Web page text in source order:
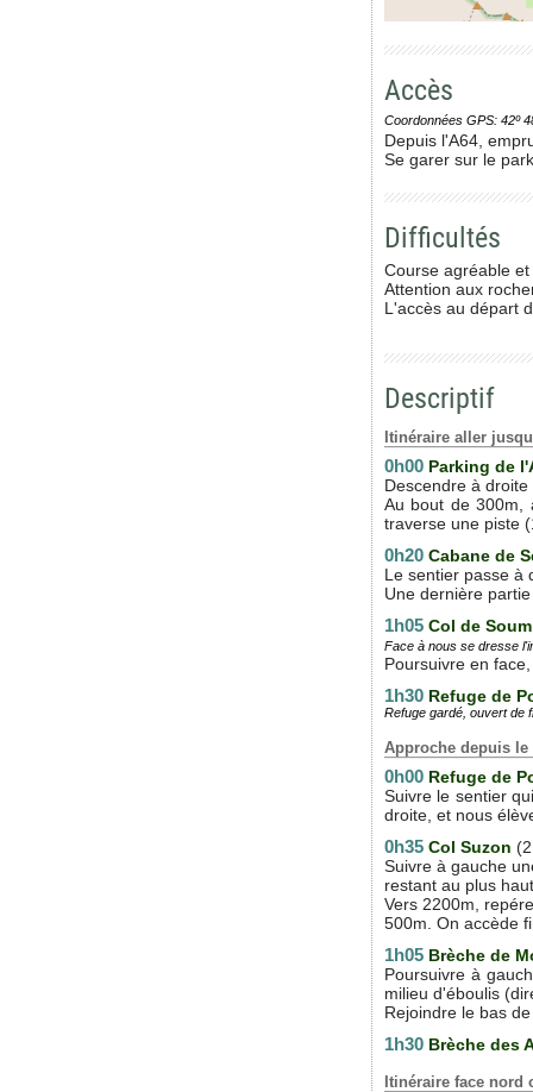
Accès
Coordonnées GPS: 42º
Depuis l'A64,
Se garer sur le
Difficultés
Course agréable
Attention aux
L'accès au départ
Descriptif
Itinéraire aller
0h00 Parking de
Descendre à
Au bout de 300m,
traverse une piste
0h20 Cabane de
Le sentier passe à
Une dernière
1h05 Col de
Face à nous se dresse
Poursuivre en
1h30 Refuge de
Refuge gardé, ouvert de
Approche depuis
0h00 Refuge de
Suivre le sentier
droite, et nous
0h35 Col Suzon
Suivre à gauche
restant au plus
Vers 2200m,
500m. On accède
1h05 Brèche de
Poursuivre à
milieu d'éboulis
Rejoindre le bas
1h30 Brèche des
Itinéraire face